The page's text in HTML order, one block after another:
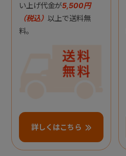
い上げ代金が5,500円
（税込） 以上で送料無
料。
詳しくはこちら